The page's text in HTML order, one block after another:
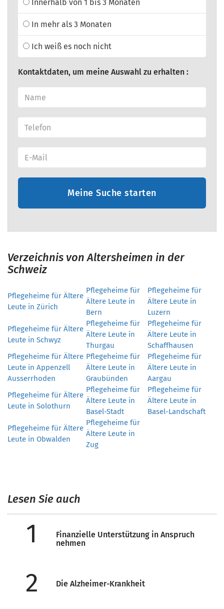
Innerhalb von 1 bis 3 Monaten
In mehr als 3 Monaten
Ich weiß es noch nicht
Kontaktdaten, um meine Auswahl zu erhalten :
Meine Suche starten
Verzeichnis von Altersheimen in der
Schweiz
Pflegeheime für Ältere
Leute in Zürich
Pflegeheime für
Ältere Leute in
Bern
Pflegeheime für
Ältere Leute in
Luzern
Pflegeheime für Ältere
Leute in Schwyz
Pflegeheime für
Ältere Leute in
Thurgau
Pflegeheime für
Ältere Leute in
Schaffhausen
Pflegeheime für Ältere
Leute in Appenzell
Ausserrhoden
Pflegeheime für
Ältere Leute in
Graubünden
Pflegeheime für
Ältere Leute in
Aargau
Pflegeheime für Ältere
Leute in Solothurn
Pflegeheime für
Ältere Leute in
Basel-Stadt
Pflegeheime für
Ältere Leute in
Basel-Landschaft
Pflegeheime für Ältere
Leute in Obwalden
Pflegeheime für
Ältere Leute in
Zug
Lesen Sie auch
1
Finanzielle Unterstützung in Anspruch
nehmen
2 Die Alzheimer-Krankheit